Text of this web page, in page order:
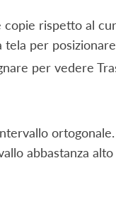
rispetto al
tela per
per vedere
abbastanza